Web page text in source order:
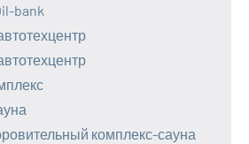
bank
комплекс-сауна